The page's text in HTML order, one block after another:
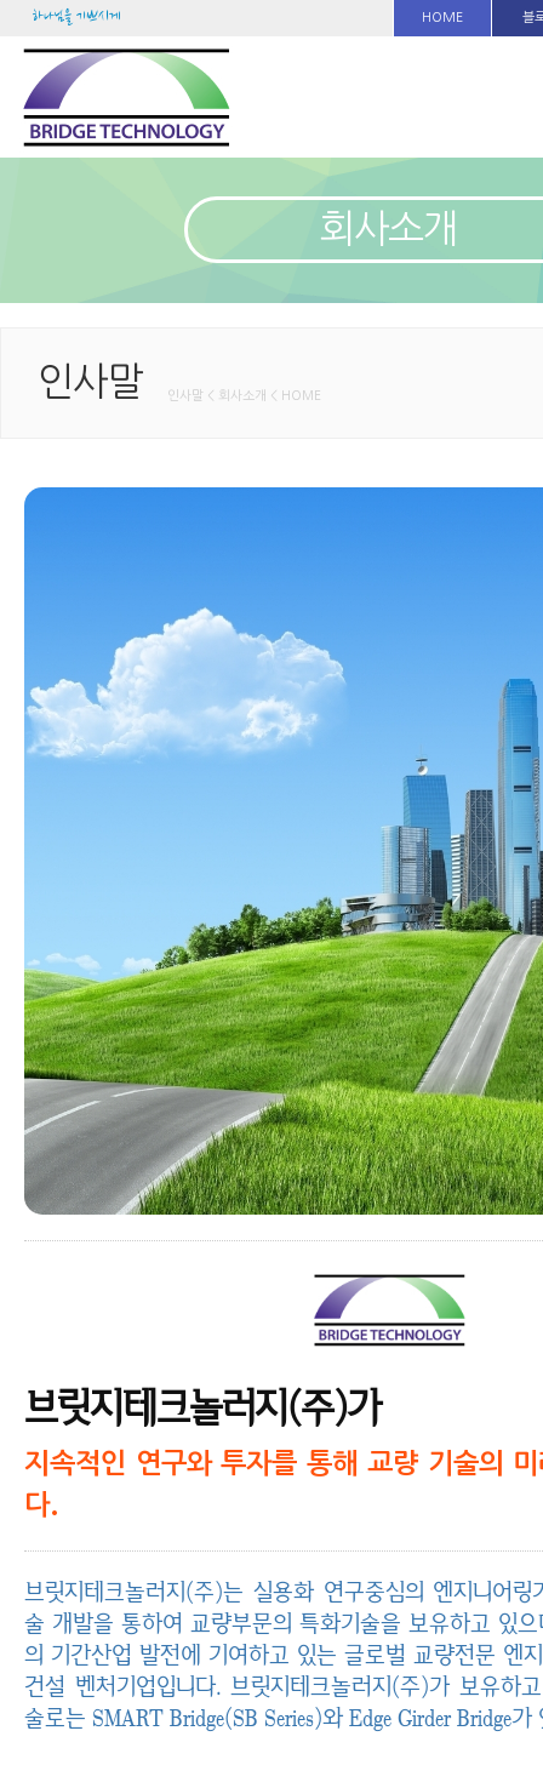
하나님을 기쁘시게 HOME 블
회사소개
인사말 인사말 < 회사소개 < HOME
브릿지테크놀러지(주)가
지속적인 연구와 투자를 통해 교량 기술의
다.
브릿지테크놀러지(주)는 실용화 연구중심의 엔지니어링
술 개발을 통하여 교량부문의 특화기술을 보유하고 있
의 기간산업 발전에 기여하고 있는 글로벌 교량전문 엔
건설 벤처기업입니다. 브릿지테크놀러지(주)가 보유하
술로는 SMART Bridge(SB Series)와 Edge Girder Bridge가